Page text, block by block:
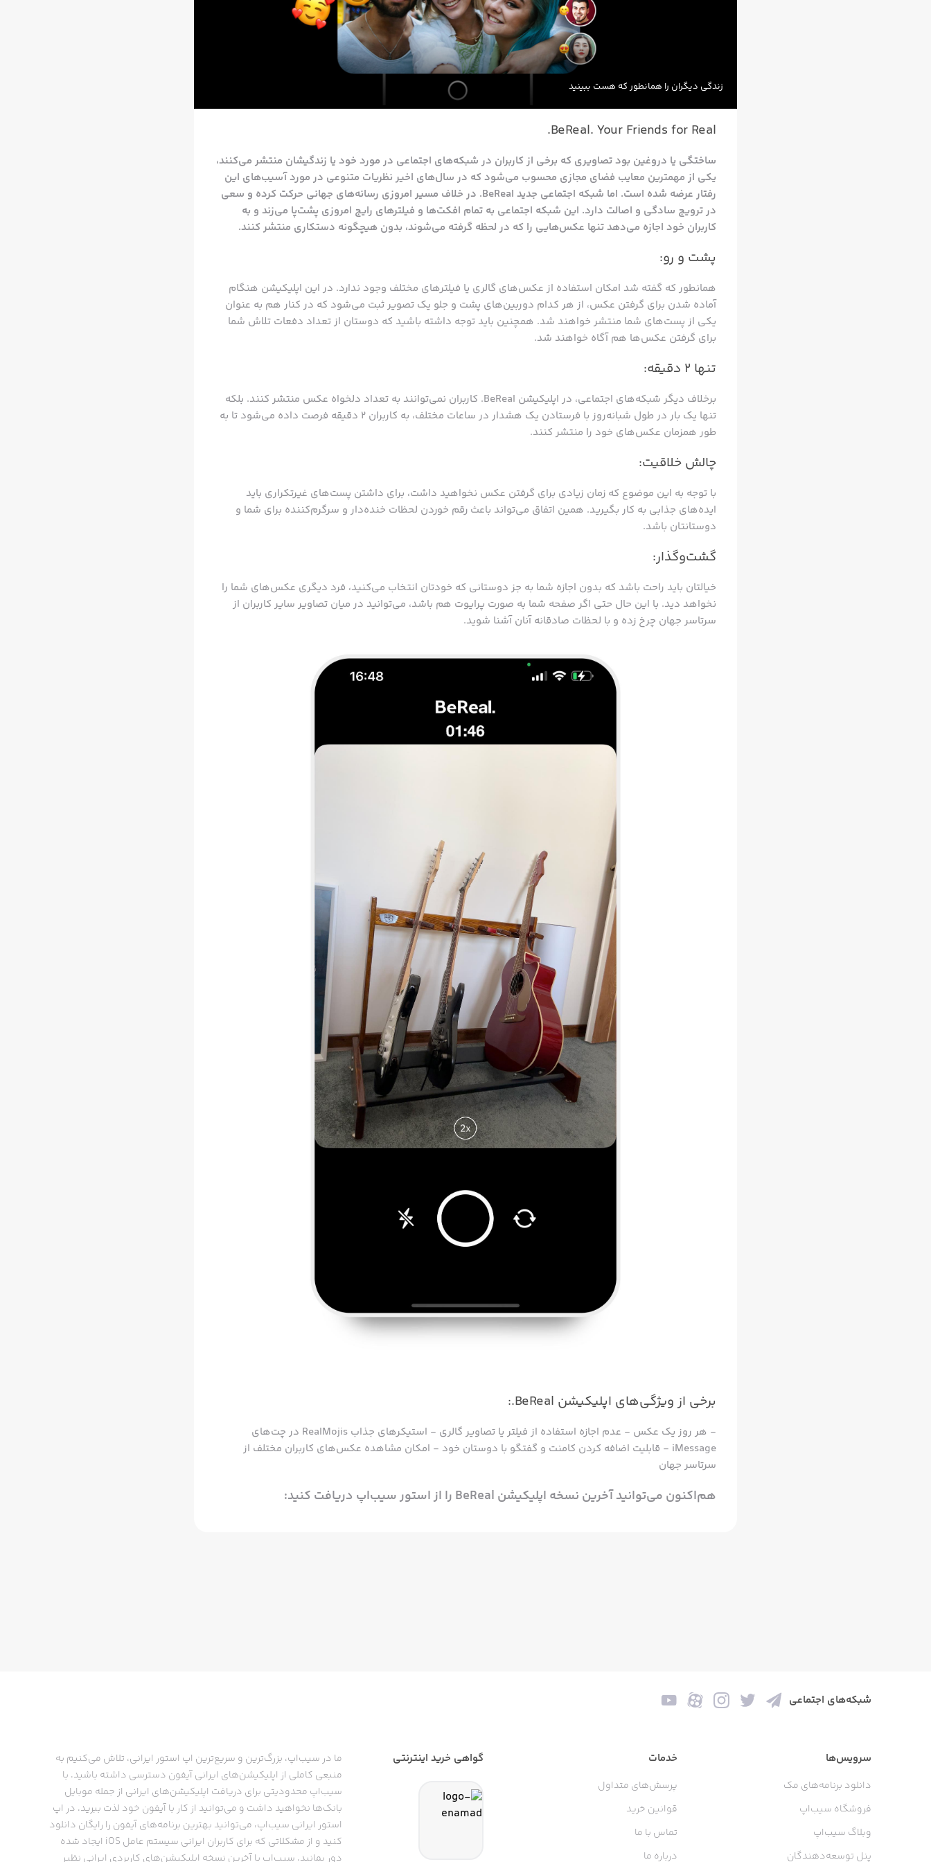
زندگی دیگران را همانطور که هست ببینید
BeReal. Your Friends for Real.
ساختگی یا دروغین بود تصاویری که برخی از کاربران در شبکه‌های اجتماعی در مورد خود یا زندگیشان منتشر می‌کنند،
یکی از مهمترین معایب فضای مجازی محسوب می‌شود که در سال‌های اخیر نظریات متنوعی در مورد آسیب‌های این
رفتار عرضه شده است. اما شبکه اجتماعی جدید BeReal. در خلاف مسیر امروزی رسانه‌های جهانی حرکت کرده و سعی
در ترویج سادگی و اصالت دارد. این شبکه اجتماعی به تمام افکت‌ها و فیلترهای رایج امروزی پشت‌پا می‌زند و به
کاربران خود اجازه می‌دهد تنها عکس‌هایی را که در لحظه گرفته می‌شوند، بدون هیچگونه دستکاری منتشر کنند.
پشت و رو:
همانطور که گفته شد امکان استفاده از عکس‌های گالری یا فیلترهای مختلف وجود ندارد. در این اپلیکیشن هنگام
آماده شدن برای گرفتن عکس، از هر کدام دوربین‌های پشت و جلو یک تصویر ثبت می‌شود که در کنار هم به عنوان
یکی از پست‌های شما منتشر خواهند شد. همچنین باید توجه داشته باشید که دوستان از تعداد دفعات تلاش شما
برای گرفتن عکس‌ها هم آگاه خواهند شد.
تنها ۲ دقیقه:
برخلاف دیگر شبکه‌های اجتماعی، در اپلیکیشن BeReal. کاربران نمی‌توانند به تعداد دلخواه عکس منتشر کنند. بلکه
تنها یک بار در طول شبانه‌روز با فرستادن یک هشدار در ساعات مختلف، به کاربران ۲ دقیقه فرصت داده می‌شود تا به
طور همزمان عکس‌های خود را منتشر کنند.
چالش خلاقیت:
با توجه به این موضوع که زمان زیادی برای گرفتن عکس نخواهید داشت، برای داشتن پست‌های غیرتکراری باید
ایده‌های جذابی به کار بگیرید. همین اتفاق می‌تواند باعث رقم خوردن لحظات خنده‌دار و سرگرم‌کننده برای شما و
دوستانتان باشد.
گشت‌و‌گذار:
خیالتان باید راحت باشد که بدون اجازه شما به جز دوستانی که خودتان انتخاب می‌کنید، فرد دیگری عکس‌های شما را
نخواهد دید. با این حال حتی اگر صفحه شما به صورت پرایوت هم باشد، می‌توانید در میان تصاویر سایر کاربران از
سرتاسر جهان چرخ زده و با لحظات صادقانه آنان آشنا شوید.
برخی از ویژگی‌های اپلیکیشن BeReal.:
- هر روز یک عکس - عدم اجازه استفاده از فیلتر یا تصاویر گالری - استیکرهای جذاب RealMojis در چت‌های
iMessage - قابلیت اضافه کردن کامنت و گفتگو با دوستان خود - امکان مشاهده عکس‌های کاربران مختلف از
سرتاسر جهان
هم‌اکنون می‌توانید آخرین نسخه اپلیکیشن BeReal را از استور سیب‌اپ دریافت کنید:
شبکه‌های اجتماعی
سرویس‌ها
دانلود برنامه‌های مک
فروشگاه سیب‌اپ
وبلاگ سیب‌اپ
پنل توسعه‌دهندگان
خدمات
پرسش‌های متداول
قوانین خرید
تماس با ما
درباره ما
گواهی خرید اینترنتی
ما در سیب‌اپ، بزرگ‌ترین و سریع‌ترین اپ استور ایرانی، تلاش می‌کنیم به
منبعی کاملی از اپلیکیشن‌های ایرانی آیفون دسترسی داشته باشید. با
سیب‌اپ محدودیتی برای دریافت اپلیکیشن‌های ایرانی از جمله موبایل
بانک‌ها نخواهید داشت و می‌توانید از کار با آیفون خود لذت ببرید. در اپ
استور ایرانی سیب‌اپ، می‌توانید بهترین برنامه‌های آیفون را رایگان دانلود
کنید و از مشکلاتی که برای کاربران ایرانی سیستم عامل iOS ایجاد شده
دور بمانید. سیب‌اپ با آخرین نسخه اپلیکیشن‌های کاربردی ایرانی نظیر